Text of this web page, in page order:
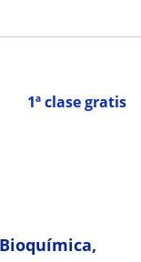
1ª clase gratis